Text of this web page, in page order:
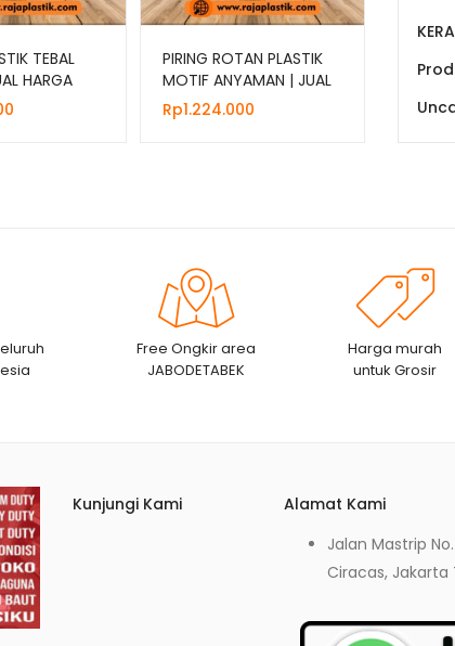
TEBAL
HARGA
PIRING ROTAN PLASTIK
MOTIF ANYAMAN | JUAL
HARGA GROSIR
Rp1.224.000
Free Ongkir area
JABODETABEK
Harga murah
untuk Grosir
Kunjungi Kami
Alamat Kami
Jalan Mastrip
Ciracas, Jakarta